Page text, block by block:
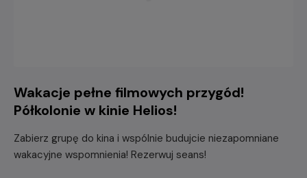
Wakacje pełne filmowych przygód!
Półkolonie w kinie Helios!
Zabierz grupę do kina i wspólnie budujcie niezapomniane
wakacyjne wspomnienia! Rezerwuj seans!